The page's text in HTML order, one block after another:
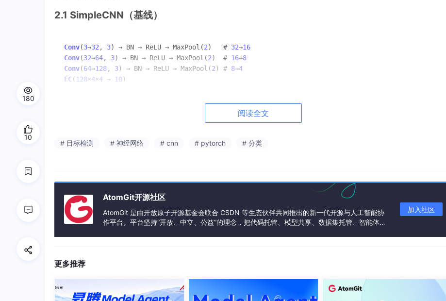
2.1 SimpleCNN（基线）
Conv(3→32 , 3) → BN → ReLU → MaxPool(2)   # 32→16
Conv(32→64, 3) → BN → ReLU → MaxPool(2)  # 16→8
Conv(64→128, 3) → BN → ReLU → MaxPool(2) # 8→4
FC ( 128×4×4 → 10
三层卷积+池化+FC，参数量约10万。Adam，lr=0.001，10 epochs。
阅读全文
# 目标检测 # 神经网络 # cnn # pytorch # 分类
AtomGit开源社区
AtomGit 是由开放原子开源基金会联合 CSDN 等生态伙伴共同推出的新一代开源与人工智能协
作平台。平台坚持“开放、中立、公益”的理念，把代码托管、模型共享、数据集托管、智能体开
加入社区
更多推荐
180
10